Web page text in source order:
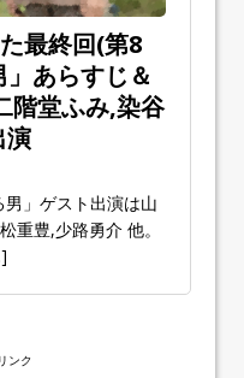
最終回(第8
あらすじ＆
階堂ふみ,染谷
演
」ゲスト出演は山
重豊,少路勇介 他。
ンク